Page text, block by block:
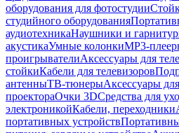
оборудования для фотостудии
студийного оборудования
аудиотехникаНаушники и
акустикаУмные колонкиMP3-
проигрывателиАксессуары для
стойкиКабели для телевизоров
антенныТВ-тюнерыАксессуары
проектораОчки 3DСредства для
электроникойКабели, переходники
портативных устройств